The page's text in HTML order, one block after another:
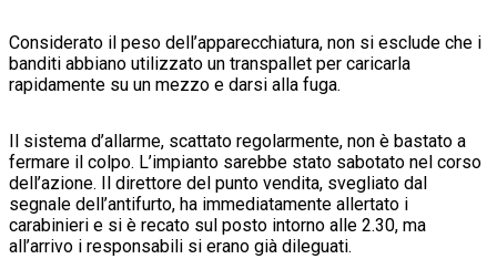
Considerato il peso dell’apparecchiatura, non si esclude che i
banditi abbiano utilizzato un transpallet per caricarla
rapidamente su un mezzo e darsi alla fuga.
Il sistema d’allarme, scattato regolarmente, non è bastato a
fermare il colpo. L’impianto sarebbe stato sabotato nel corso
dell’azione. Il direttore del punto vendita, svegliato dal
segnale dell’antifurto, ha immediatamente allertato i
carabinieri e si è recato sul posto intorno alle 2.30, ma
all’arrivo i responsabili si erano già dileguati.